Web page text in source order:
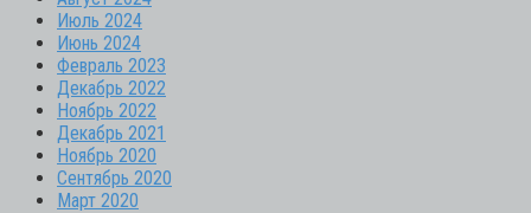
Июль 2024
Июнь 2024
Февраль 2023
Декабрь 2022
Ноябрь 2022
Декабрь 2021
Ноябрь 2020
Сентябрь 2020
Март 2020